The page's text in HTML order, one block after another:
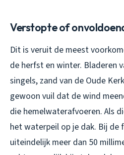
Verstopte of
Dit is veruit de meest
de herfst en winter. Bladeren
singels, zand van de Oude
gewoon vuil dat de wind
die hemelwaterafvoeren. Als
het waterpeil op je dak. Bij
uiteindelijk meer dan 50